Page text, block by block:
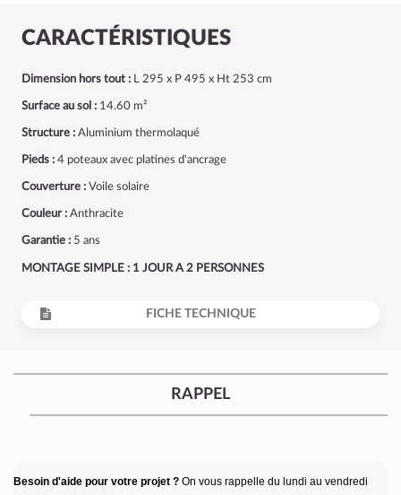
CARACTÉRISTIQUES
Dimension hors tout : L 295 x P 495 x Ht 253 cm
Surface au sol : 14.60 m²
Structure : Aluminium thermolaqué
Pieds : 4 poteaux avec platines d'ancrage
Couverture : Voile solaire
Couleur : Anthracite
Garantie : 5 ans
MONTAGE SIMPLE : 1 JOUR A 2 PERSONNES
FICHE TECHNIQUE
RAPPEL
Besoin d'aide pour votre projet ? On vous rappelle du lundi au vendredi